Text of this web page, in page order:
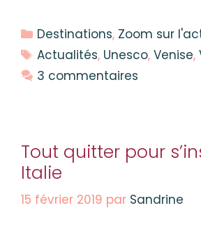
Catégories
Destinations, Zoom sur
Étiquettes
Actualités, Unesco,Venise,
3 commentaires
Tout quitter pour
Italie
15 février 2019 par Sandrine